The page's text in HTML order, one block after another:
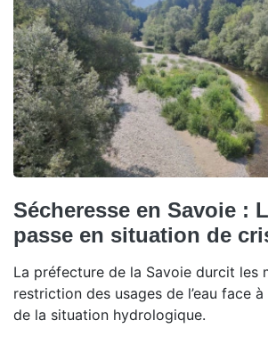
Sécheresse en Savoie :
passe en situation de
La préfecture de la Savoie durcit les
restriction des usages de l’eau face
de la situation hydrologique.